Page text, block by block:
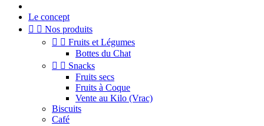
Le concept
  Nos produits
  Fruits et Légumes
Bottes du Chat
  Snacks
Fruits secs
Fruits à Coque
Vente au Kilo (Vrac)
Biscuits
Café